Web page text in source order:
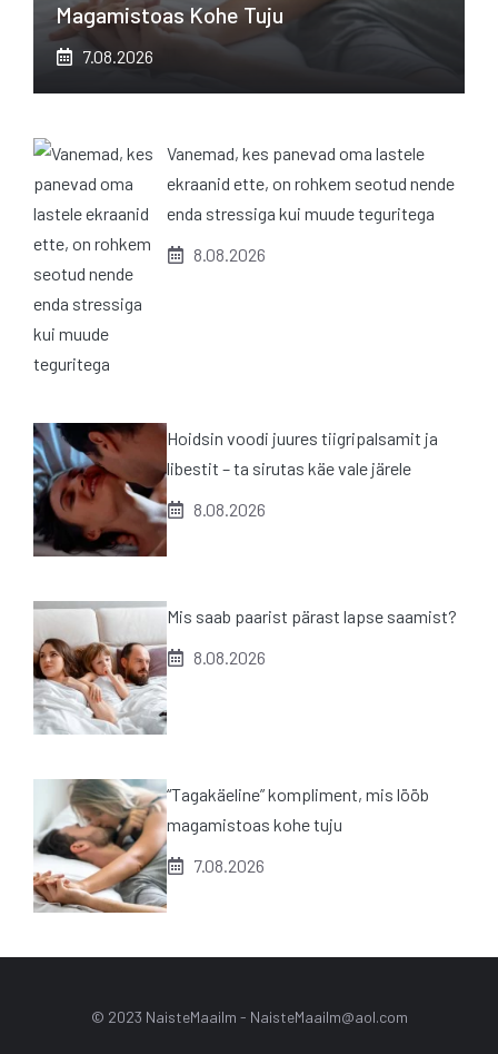
Magamistoas Kohe Tuju
7.08.2026
Vanemad, kes panevad oma lastele
ekraanid ette, on rohkem seotud nende
enda stressiga kui muude teguritega
8.08.2026
Hoidsin voodi juures tiigripalsamit ja
libestit – ta sirutas käe vale järele
8.08.2026
Mis saab paarist pärast lapse saamist?
8.08.2026
“Tagakäeline” kompliment, mis lööb
magamistoas kohe tuju
7.08.2026
© 2023 NaisteMaailm - NaisteMaailm@aol.com